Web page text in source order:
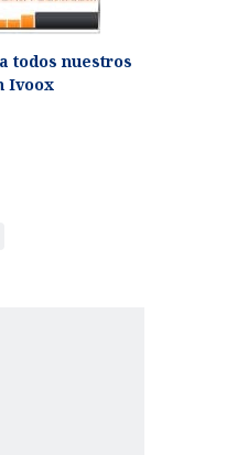
todos nuestros
Ivoox